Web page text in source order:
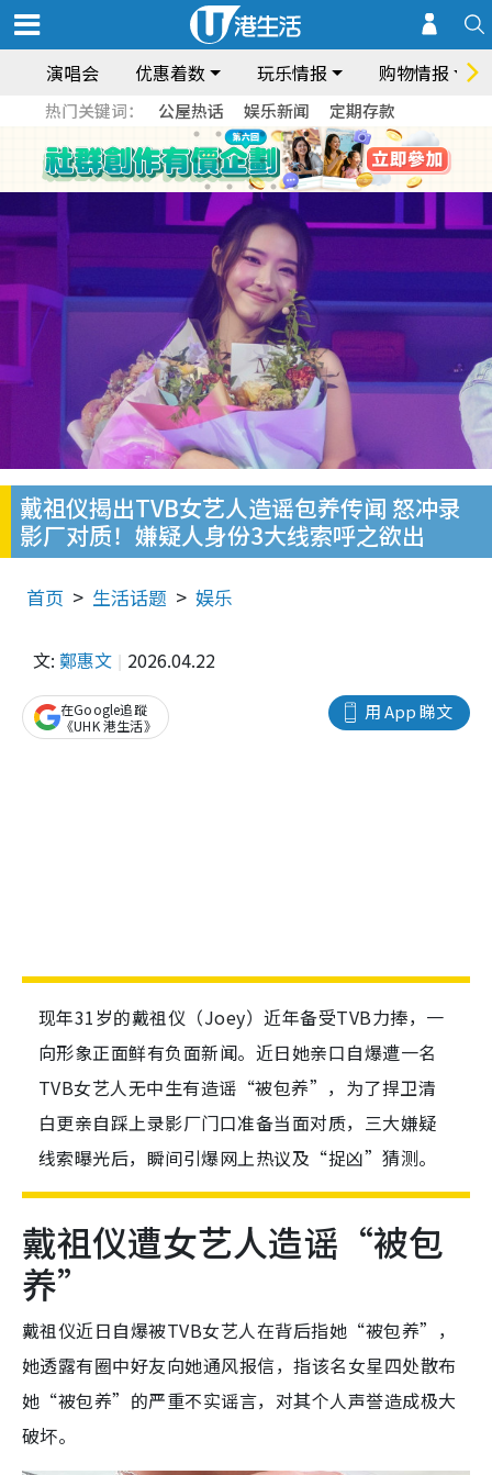
演唱会 优惠着数 玩乐情报 购物情报
热门关键词： 公屋热话 娱乐新闻 定期存款
戴祖仪揭出TVB女艺人造谣包养传闻 怒冲录
影厂对质！嫌疑人身份3大线索呼之欲出
首页 生活话题 娱乐
文: 鄭惠文 2026.04.22
用 App 睇文
在Google追蹤
《UHK 港生活》
现年31岁的戴祖仪（Joey）近年备受TVB力捧，一
向形象正面鲜有负面新闻。近日她亲口自爆遭一名
TVB女艺人无中生有造谣“被包养”，为了捍卫清
白更亲自踩上录影厂门口准备当面对质，三大嫌疑
线索曝光后，瞬间引爆网上热议及“捉凶”猜测。
戴祖仪遭女艺人造谣“被包
养”
戴祖仪近日自爆被TVB女艺人在背后指她“被包养”，
她透露有圈中好友向她通风报信，指该名女星四处散布
她“被包养”的严重不实谣言，对其个人声誉造成极大
破坏。